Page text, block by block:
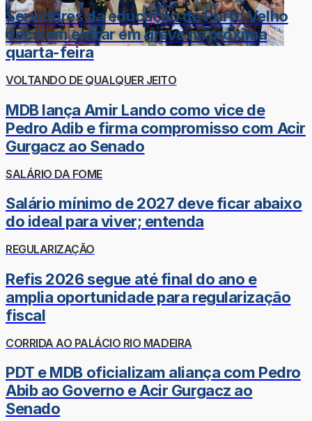
Servidores da educação de Porto Velho
decidem entrar em greve na próxima
quarta-feira
VOLTANDO DE QUALQUER JEITO
MDB lança Amir Lando como vice de
Pedro Adib e firma compromisso com Acir
Gurgacz ao Senado
SALÁRIO DA FOME
Salário mínimo de 2027 deve ficar abaixo
do ideal para viver; entenda
REGULARIZAÇÃO
Refis 2026 segue até final do ano e
amplia oportunidade para regularização
fiscal
CORRIDA AO PALÁCIO RIO MADEIRA
PDT e MDB oficializam aliança com Pedro
Abib ao Governo e Acir Gurgacz ao
Senado